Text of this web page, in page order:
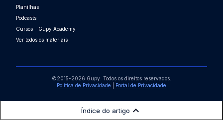
Índice do artigo
Planilhas
Podcasts
Cursos - Gupy Academy
Ver todos os materiais
©2015-2026 Gupy. Todos os direitos reservados.
Política de Privacidade
Portal de Privacidade